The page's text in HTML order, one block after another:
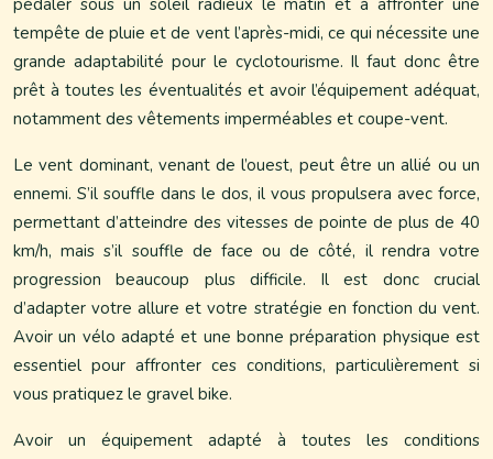
pédaler sous un soleil radieux le matin et à affronter une
tempête de pluie et de vent l’après-midi, ce qui nécessite une
grande adaptabilité pour le cyclotourisme. Il faut donc être
prêt à toutes les éventualités et avoir l’équipement adéquat,
notamment des vêtements imperméables et coupe-vent.
Le vent dominant, venant de l’ouest, peut être un allié ou un
ennemi. S’il souffle dans le dos, il vous propulsera avec force,
permettant d’atteindre des vitesses de pointe de plus de 40
km/h, mais s’il souffle de face ou de côté, il rendra votre
progression beaucoup plus difficile. Il est donc crucial
d’adapter votre allure et votre stratégie en fonction du vent.
Avoir un vélo adapté et une bonne préparation physique est
essentiel pour affronter ces conditions, particulièrement si
vous pratiquez le gravel bike.
Avoir un équipement adapté à toutes les conditions